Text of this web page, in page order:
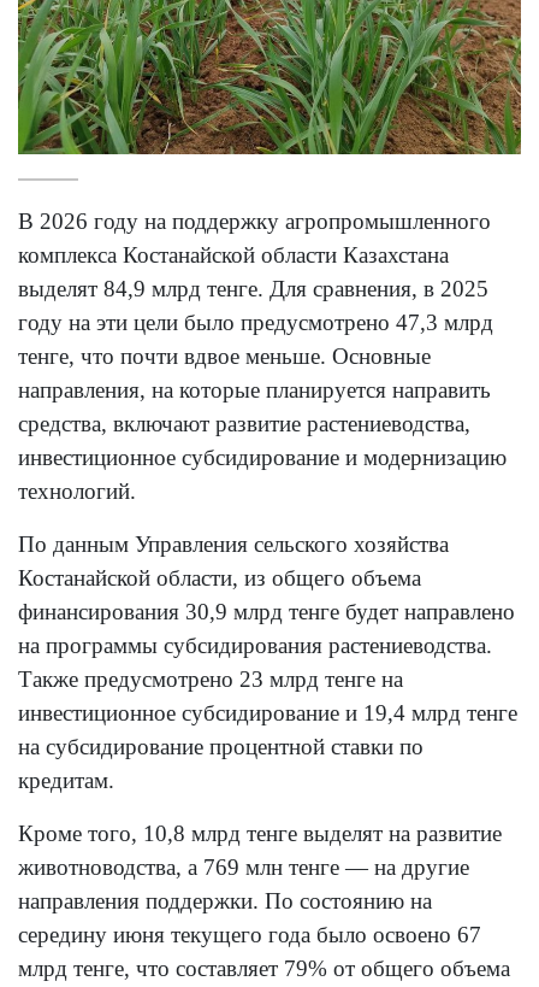
В 2026 году на поддержку агропромышленного
комплекса Костанайской области Казахстана
выделят 84,9 млрд тенге. Для сравнения, в 2025
году на эти цели было предусмотрено 47,3 млрд
тенге, что почти вдвое меньше. Основные
направления, на которые планируется направить
средства, включают развитие растениеводства,
инвестиционное субсидирование и модернизацию
технологий.
По данным Управления сельского хозяйства
Костанайской области, из общего объема
финансирования 30,9 млрд тенге будет направлено
на программы субсидирования растениеводства.
Также предусмотрено 23 млрд тенге на
инвестиционное субсидирование и 19,4 млрд тенге
на субсидирование процентной ставки по
кредитам.
Кроме того, 10,8 млрд тенге выделят на развитие
животноводства, а 769 млн тенге — на другие
направления поддержки. По состоянию на
середину июня текущего года было освоено 67
млрд тенге, что составляет 79% от общего объема